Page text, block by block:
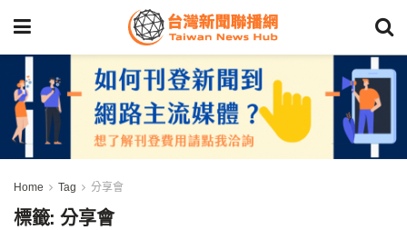
Home Tag 分享會
標籤:分享會